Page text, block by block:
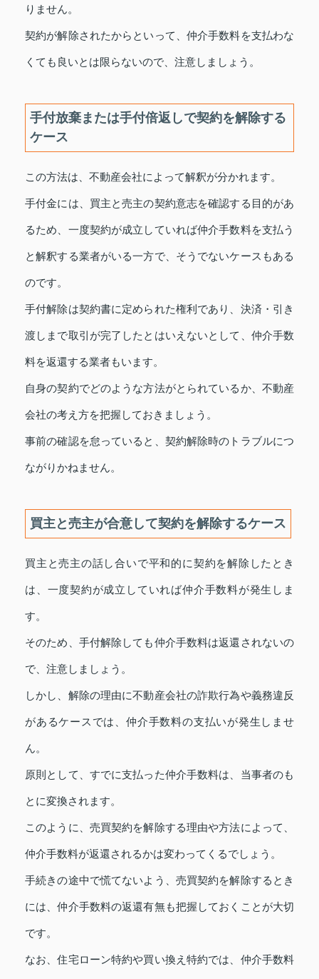
りません。
契約が解除されたからといって、仲介手数料を支払わな
くても良いとは限らないので、注意しましょう。
手付放棄または手付倍返しで契約を解除する
ケース
この方法は、不動産会社によって解釈が分かれます。
手付金には、買主と売主の契約意志を確認する目的があ
るため、一度契約が成立していれば仲介手数料を支払う
と解釈する業者がいる一方で、そうでないケースもある
のです。
手付解除は契約書に定められた権利であり、決済・引き
渡しまで取引が完了したとはいえないとして、仲介手数
料を返還する業者もいます。
自身の契約でどのような方法がとられているか、不動産
会社の考え方を把握しておきましょう。
事前の確認を怠っていると、契約解除時のトラブルにつ
ながりかねません。
買主と売主が合意して契約を解除するケース
買主と売主の話し合いで平和的に契約を解除したとき
は、一度契約が成立していれば仲介手数料が発生しま
す。
そのため、手付解除しても仲介手数料は返還されないの
で、注意しましょう。
しかし、解除の理由に不動産会社の詐欺行為や義務違反
があるケースでは、仲介手数料の支払いが発生しませ
ん。
原則として、すでに支払った仲介手数料は、当事者のも
とに変換されます。
このように、売買契約を解除する理由や方法によって、
仲介手数料が返還されるかは変わってくるでしょう。
手続きの途中で慌てないよう、売買契約を解除するとき
には、仲介手数料の返還有無も把握しておくことが大切
です。
なお、住宅ローン特約や買い換え特約では、仲介手数料